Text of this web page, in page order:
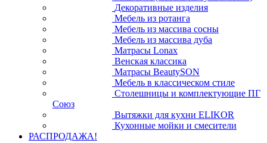
Декоративные изделия
Мебель из ротанга
Мебель из массива сосны
Мебель из массива дуба
Матрасы Lonax
Венская классика
Матрасы BeautySON
Мебель в классическом стиле
Столешницы и комплектующие ПГ
Союз
Вытяжки для кухни ELIKOR
Кухонные мойки и смесители
РАСПРОДАЖА!